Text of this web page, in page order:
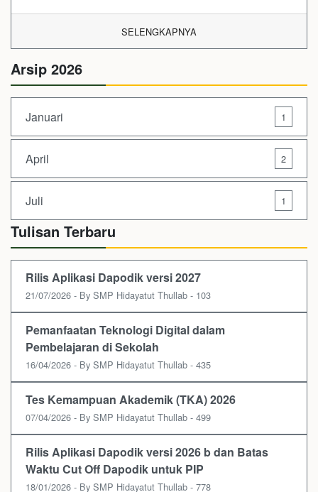
SELENGKAPNYA
Arsip 2026
Januari 1
April 2
Juli 1
Tulisan Terbaru
Rilis Aplikasi Dapodik versi 2027
21/07/2026 - By SMP Hidayatut Thullab - 103
Pemanfaatan Teknologi Digital dalam
Pembelajaran di Sekolah
16/04/2026 - By SMP Hidayatut Thullab - 435
Tes Kemampuan Akademik (TKA) 2026
07/04/2026 - By SMP Hidayatut Thullab - 499
Rilis Aplikasi Dapodik versi 2026 b dan Batas
Waktu Cut Off Dapodik untuk PIP
18/01/2026 - By SMP Hidayatut Thullab - 778